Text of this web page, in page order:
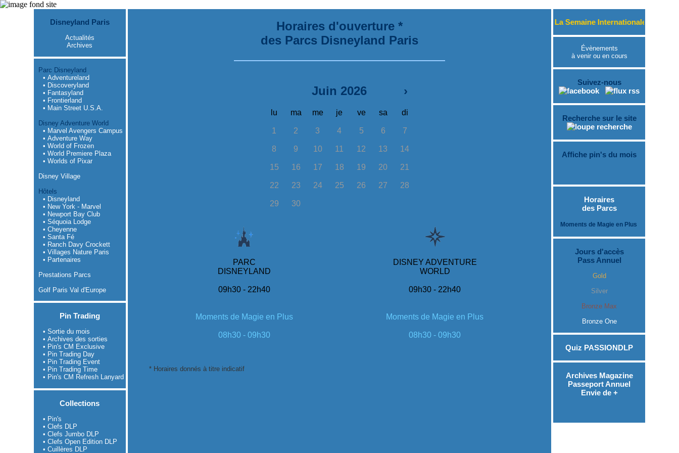
Disneyland Paris
Actualités
Archives
Parc Disneyland
• Adventureland
• Discoveryland
• Fantasyland
• Frontierland
• Main Street U.S.A.
Disney Adventure World
• Marvel Avengers Campus
• Adventure Way
• World of Frozen
• World Premiere Plaza
• Worlds of Pixar
Disney Village
Hôtels
• Disneyland
• New York - Marvel
• Newport Bay Club
• Séquoia Lodge
• Cheyenne
• Santa Fé
• Ranch Davy Crockett
• Villages Nature Paris
• Partenaires
Prestations Parcs
Golf Paris Val d'Europe
Pin Trading
• Sortie du mois
• Archives des sorties
• Pin's CM Exclusive
• Pin Trading Day
• Pin Trading Event
• Pin Trading Time
• Pin's CM Refresh Lanyard
Collections
• Pin's
• Clefs DLP
• Clefs Jumbo DLP
• Clefs Open Edition DLP
• Cuillères DLP
Horaires d'ouverture *
des Parcs Disneyland Paris
Juin 2026 ›
lu ma me je ve sa di
1 2 3 4 5 6 7
8 9 10 11 12 13 14
15 16 17 18 19 20 21
22 23 24 25 26 27 28
29 30
PARC
DISNEYLAND
09h30 - 22h40
Moments de Magie en Plus
08h30 - 09h30
DISNEY ADVENTURE
WORLD
09h30 - 22h40
Moments de Magie en Plus
08h30 - 09h30
* Horaires donnés à titre indicatif
Du 15 au 23 août 2026, « La Semaine Internationale des
Évènements
à venir ou en cours
Suivez-nous
Recherche sur le site
Affiche pin's du mois
Horaires
des Parcs
Moments de Magie en Plus
Jours d'accès
Pass Annuel
Gold
Silver
Bronze Max
Bronze One
Quiz PASSIONDLP
Archives Magazine
Passeport Annuel
Envie de +